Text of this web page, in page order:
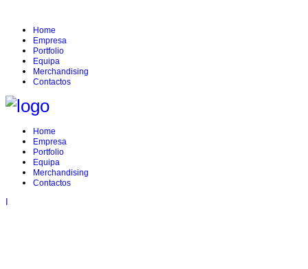
Home
Empresa
Portfolio
Equipa
Merchandising
Contactos
Home
Empresa
Portfolio
Equipa
Merchandising
Contactos